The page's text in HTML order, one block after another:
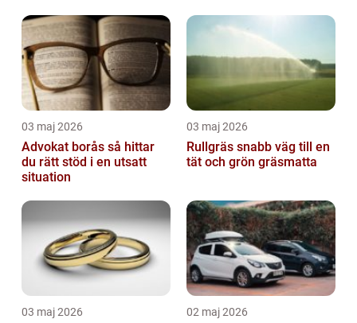
03 maj 2026
Advokat borås så hittar
du rätt stöd i en utsatt
situation
03 maj 2026
Rullgräs snabb väg till en
tät och grön gräsmatta
03 maj 2026 02 maj 2026